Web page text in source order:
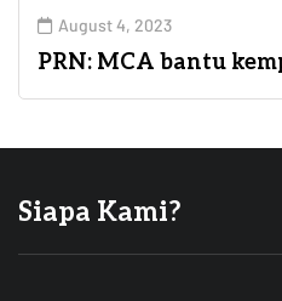
August 4, 2023
PRN: MCA bantu
Siapa Kami?